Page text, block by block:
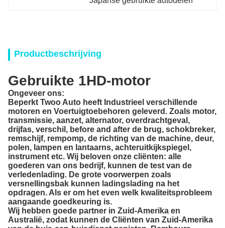
Productbeschrijving
Gebruikte 1HD-motor
Ongeveer ons:
Beperkt Twoo Auto heeft Industrieel verschillende
motoren en Voertuigtoebehoren geleverd. Zoals motor,
transmissie, aanzet, alternator, overdrachtgeval,
drijfas, verschil, before and after de brug, schokbreker,
remschijf, rempomp, de richting van de machine, deur,
polen, lampen en lantaarns, achteruitkijkspiegel,
instrument etc. Wij beloven onze cliënten: alle
goederen van ons bedrijf, kunnen de test van de
verledenlading. De grote voorwerpen zoals
versnellingsbak kunnen ladingslading na het
opdragen. Als er om het even welk kwaliteitsprobleem
aangaande goedkeuring is.
Wij hebben goede partner in Zuid-Amerika en
Australië, zodat kunnen de Cliënten van Zuid-Amerika